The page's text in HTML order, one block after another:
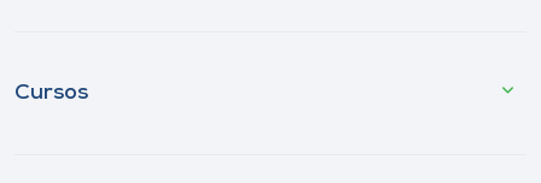
Cursos